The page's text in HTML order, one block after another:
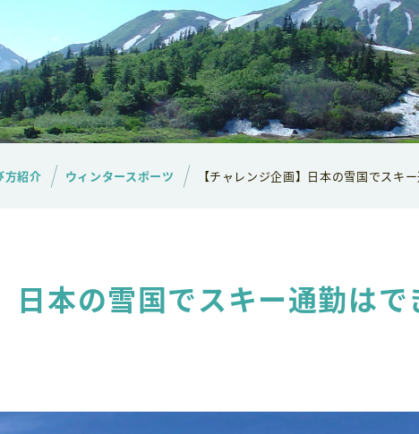
方紹介 ウィンタースポーツ 【チャレンジ企画】日本の雪国でスキ
日本の雪国でスキー通勤はで